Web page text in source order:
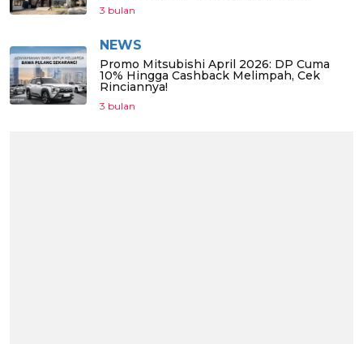
3 bulan
NEWS
Promo Mitsubishi April 2026: DP Cuma
10% Hingga Cashback Melimpah, Cek
Rinciannya!
3 bulan